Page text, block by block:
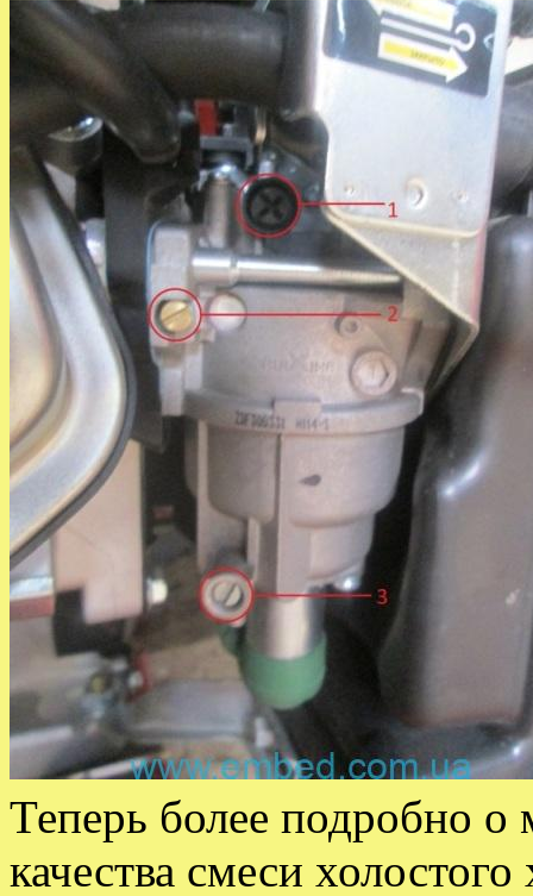
Теперь более подробно о
качества смеси холостого